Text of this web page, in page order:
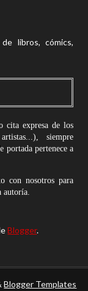
libros, cómics,
cita expresa de los
siempre
portada pertenece a
con nosotros para
autoría.
Blogger.
Blogger Templates